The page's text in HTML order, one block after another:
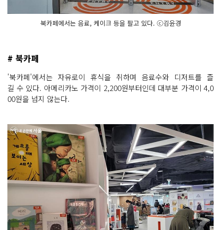
북카페에서는 음료, 케이크 등을 팔고 있다. ⓒ김윤경
# 북카페
'북카페'에서는 자유로이 휴식을 취하며 음료수와 디저트를 즐
길 수 있다. 아메리카노 가격이 2,200원부터인데 대부분 가격이 4,0
00원을 넘지 않는다.